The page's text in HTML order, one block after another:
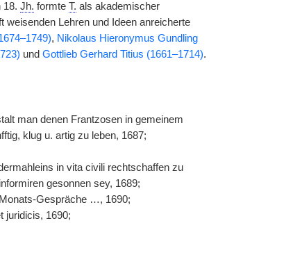
18. Jh. formte T. als akademischer
weisenden Lehren und Ideen anreicherte
, Nikolaus Hieronymus Gundling
und Gottlieb Gerhard Titius (1661–1714).
man denen Frantzosen in gemeinem
klug u. artig zu leben, 1687;
in vita civili rechtschaffen zu
gesonnen sey, 1689;
Gespräche …, 1690;
juridicis, 1690;